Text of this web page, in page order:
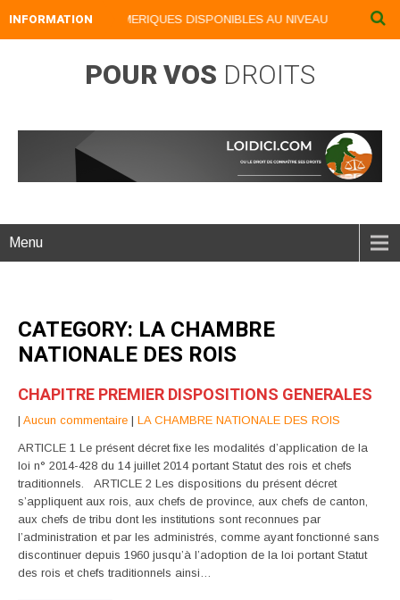
INFORMATION
NOS LIVRES NUMERIQUES DISPONIBLES AU NIVEAU DU MENU
POUR VOS DROITS
Menu
CATEGORY: LA CHAMBRE
NATIONALE DES ROIS
CHAPITRE PREMIER DISPOSITIONS GENERALES
| Aucun commentaire | LA CHAMBRE NATIONALE DES ROIS
ARTICLE 1 Le présent décret fixe les modalités d’application de la
loi n° 2014-428 du 14 juillet 2014 portant Statut des rois et chefs
traditionnels. ARTICLE 2 Les dispositions du présent décret
s’appliquent aux rois, aux chefs de province, aux chefs de canton,
aux chefs de tribu dont les institutions sont reconnues par
l’administration et par les administrés, comme ayant fonctionné sans
discontinuer depuis 1960 jusqu’à l’adoption de la loi portant Statut
des rois et chefs traditionnels ainsi…